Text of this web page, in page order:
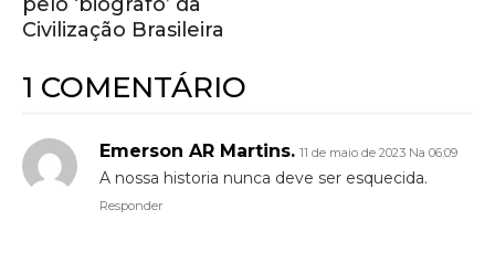
Civilização Brasileira
1 COMENTÁRIO
Emerson AR Martins. 11 de maio de 2023 Na 06:09
A nossa historia nunca deve ser esquecida.
Responder